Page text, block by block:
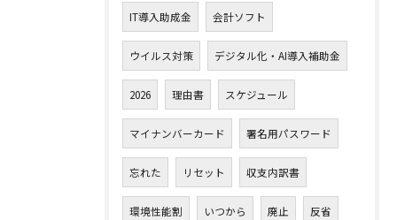
IT導入助成金 会計ソフト
ウイルス対策 デジタル化・AI導入補助金
2026 理由書 スケジュール
マイナンバーカード 署名用パスワード
忘れた リセット 収支内訳書
環境性能割 いつから 廃止 反省